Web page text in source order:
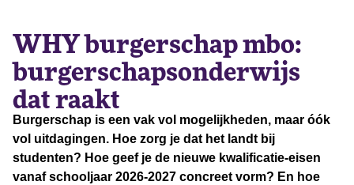
WHY burgerschap mbo:
burgerschapsonderwijs
dat raakt
Burgerschap is een vak vol mogelijkheden, maar óók
vol uitdagingen. Hoe zorg je dat het landt bij
studenten? Hoe geef je de nieuwe kwalificatie-eisen
vanaf schooljaar 2026-2027 concreet vorm? En hoe